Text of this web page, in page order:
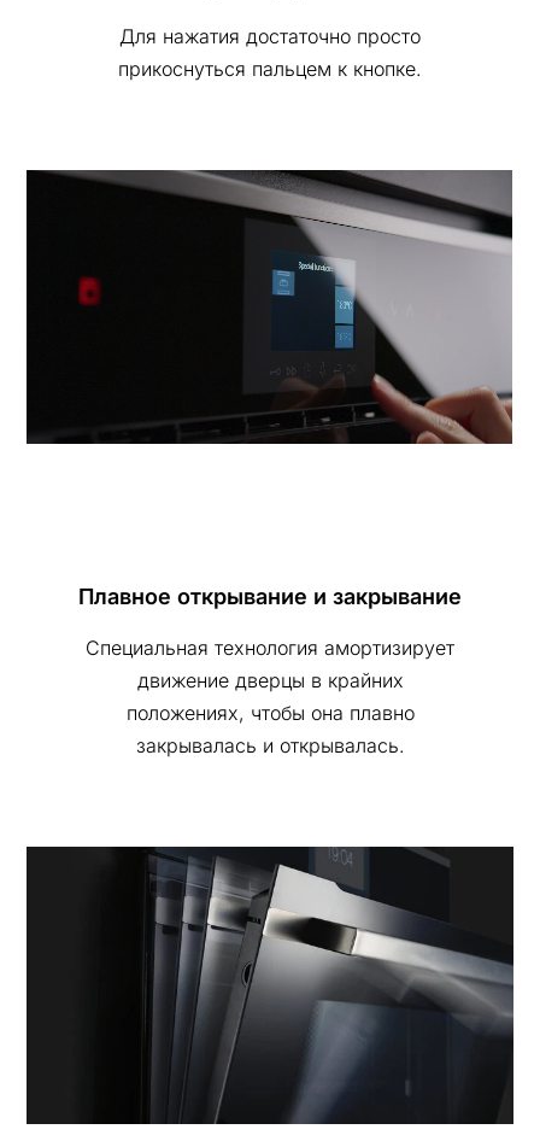
Для нажатия достаточно просто
прикоснуться пальцем к кнопке.
Плавное открывание и закрывание
Специальная технология амортизирует
движение дверцы в крайних
положениях, чтобы она плавно
закрывалась и открывалась.